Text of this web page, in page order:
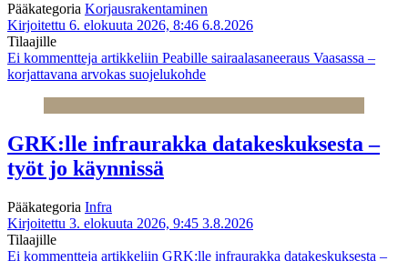
Pääkategoria Korjausrakentaminen
Kirjoitettu 6. elokuuta 2026, 8:46 6.8.2026
Tilaajille
Ei kommentteja artikkeliin Peabille sairaalasaneeraus Vaasassa –
korjattavana arvokas suojelukohde
GRK:lle infraurakka datakeskuksesta –
työt jo käynnissä
Pääkategoria Infra
Kirjoitettu 3. elokuuta 2026, 9:45 3.8.2026
Tilaajille
Ei kommentteja artikkeliin GRK:lle infraurakka datakeskuksesta –